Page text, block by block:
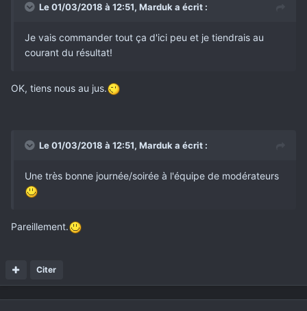
Le 01/03/2018 à 12:51, Marduk a écrit :
Je vais commander tout ça d'ici peu et je tiendrais au
courant du résultat!
OK, tiens nous au jus.
Le 01/03/2018 à 12:51, Marduk a écrit :
Une très bonne journée/soirée à l'équipe de modérateurs
Pareillement.
Citer